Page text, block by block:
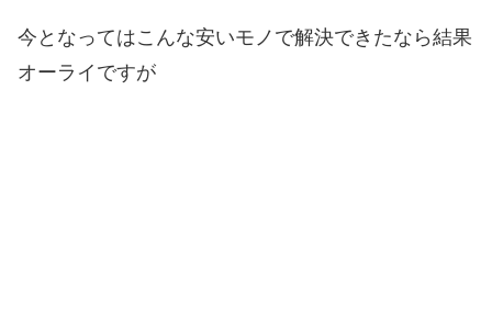
今となってはこんな安いモノで解決できたなら結果
オーライですが